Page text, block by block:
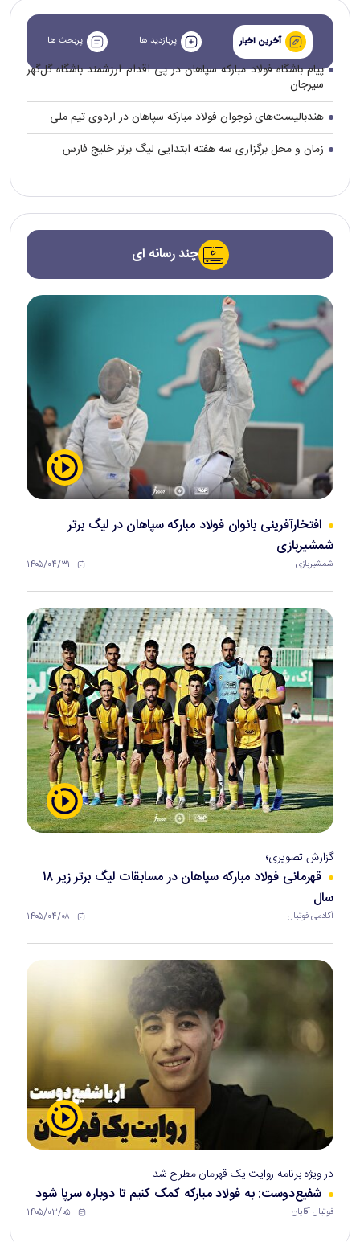
آخرین اخبار پربازدید ها پربحث ها
پیام باشگاه فولاد مبارکه سپاهان در پی اقدام ارزشمند باشگاه گل‌گهر
سیرجان
هندبالیست‌های نوجوان فولاد مبارکه سپاهان در اردوی تیم ملی
زمان و محل برگزاری سه هفته ابتدایی لیگ برتر خلیج فارس
چند رسانه ای
افتخارآفرینی بانوان فولاد مبارکه سپاهان در لیگ برتر
شمشیربازی
شمشیربازی ۱۴۰۵/۰۴/۳۱
گزارش تصویری؛
قهرمانی فولاد مبارکه سپاهان در مسابقات لیگ برتر زیر ۱۸
سال
آکادمی فوتبال ۱۴۰۵/۰۴/۰۸
در ویژه برنامه روایت یک قهرمان مطرح شد
شفیع‌دوست: به فولاد مبارکه کمک کنیم تا دوباره سرپا شود
فوتبال آقایان ۱۴۰۵/۰۳/۰۵